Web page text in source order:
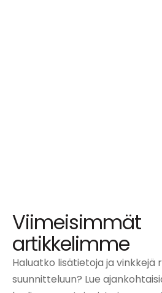
Viimeisimmät
artikkelimme
Haluatko lisätietoja ja vinkkejä
suunnitteluun? Lue